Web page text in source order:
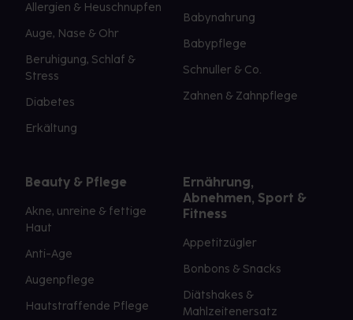
Allergien & Heuschnupfen
Auge, Nase & Ohr
Beruhigung, Schlaf &
Stress
Diabetes
Erkältung
Babynahrung
Babypflege
Schnuller & Co.
Zahnen & Zahnpflege
Beauty & Pflege
Akne, unreine & fettige
Haut
Anti-Age
Augenpflege
Hautstraffende Pflege
Ernährung,
Abnehmen, Sport &
Fitness
Appetitzügler
Bonbons & Snacks
Diätshakes &
Mahlzeitenersatz